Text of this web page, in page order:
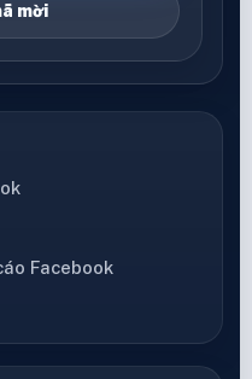
mời
Facebook